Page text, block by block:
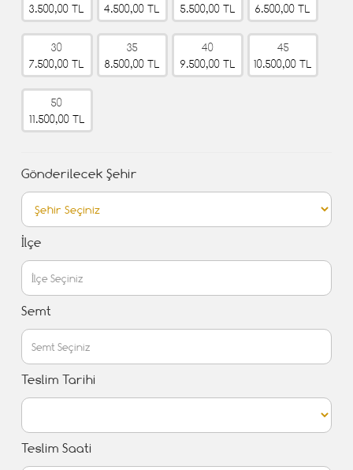
3.500,00 TL
4.500,00 TL
5.500,00 TL
6.500,00 TL
30
7.500,00 TL
35
8.500,00 TL
40
9.500,00 TL
45
10.500,00 TL
50
11.500,00 TL
Gönderilecek Şehir
İlçe
Semt
Teslim Tarihi
Teslim Saati